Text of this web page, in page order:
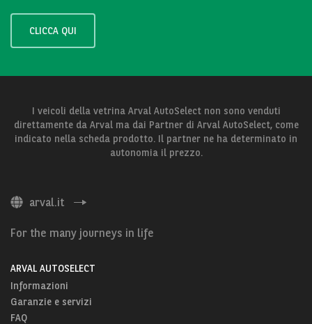
CLICCA QUI
I veicoli della vetrina Arval AutoSelect non sono venduti
direttamente da Arval ma dai Partner di Arval AutoSelect, come
indicato nella scheda prodotto. Il partner ne ha determinato in
autonomia il prezzo.
arval.it
For the many journeys in life
ARVAL AUTOSELECT
Informazioni
Garanzie e servizi
FAQ